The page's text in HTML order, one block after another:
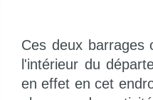
Ces deux barrages
l'intérieur du
en effet en cet